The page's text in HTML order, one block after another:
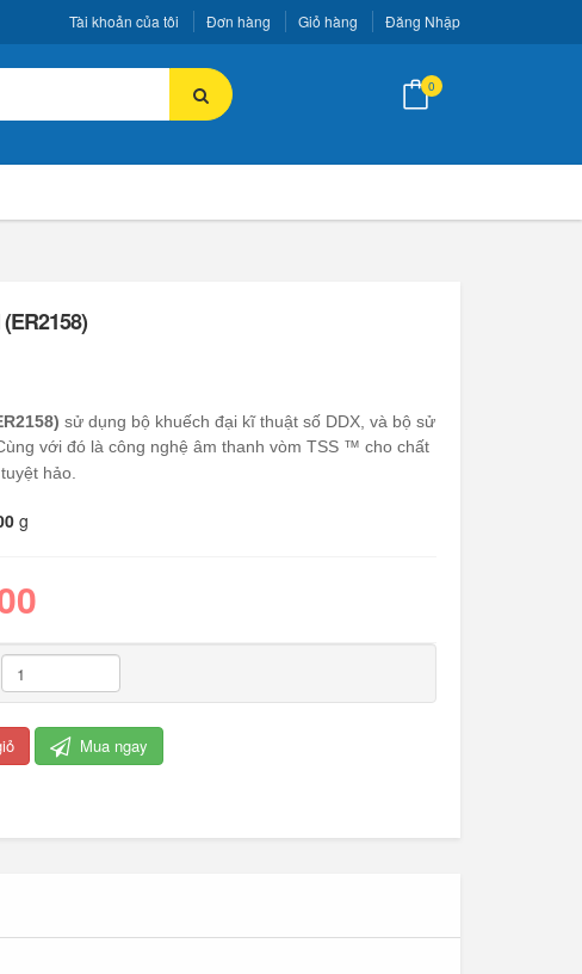
Tài khoản của tôi Đơn hàng Giỏ hàng Đăng Nhập
0
sử dụng bộ khuếch đại kĩ thuật số DDX, và bộ sử
với đó là công nghệ âm thanh vòm TSS ™ cho chất
hảo.
g
Mua ngay